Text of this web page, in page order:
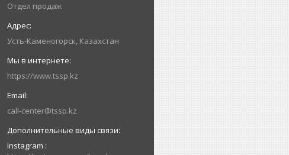
Отдел продаж
Усть-Каменогорск, Казахстан
https://www.tssp.kz
call-center@tssp.kz
Instagram